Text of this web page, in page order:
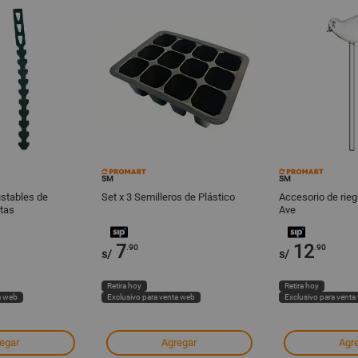
de
web
SM
Set x 3 Semilleros de Plástico
s/ 7.90
Retira hoy
Exclusivo para venta web
Agregar
SM
Accesorio de
Ave
s/ 12.90
Retira hoy
Exclusivo para venta